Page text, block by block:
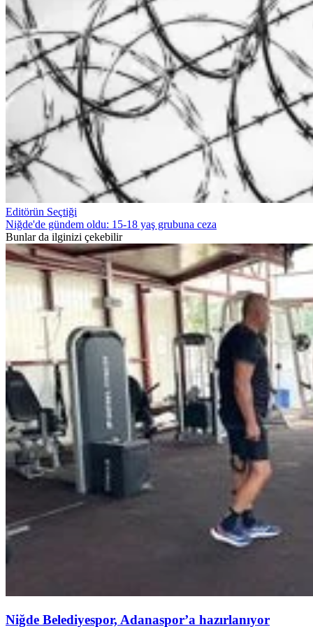
Editörün Seçtiği
Niğde'de gündem oldu: 15-18 yaş grubuna ceza
Bunlar da ilginizi çekebilir
Niğde Belediyespor, Adanaspor’a hazırlanıyor